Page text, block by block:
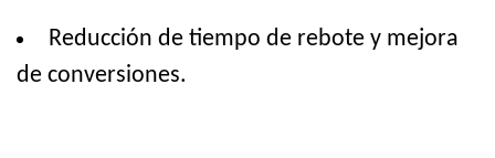
Reducción de tiempo de rebote y mejora
de conversiones.